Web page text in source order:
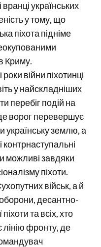
українських
у тому, що
піхота підніме
Криму.
війни піхотинці
у найскладніших
перебіг подій на
ворог перевершує
українську землю, а
можливі завдяки
піхоти.
військ, а й
десантно-
та всіх, хто
лінію фронту, де